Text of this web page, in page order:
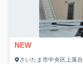
NEW
さいたま市中央区上落合